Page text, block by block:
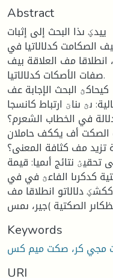
Abstract
ييدؼ ىذا البحث إلى إثبات
الصكامت كدلالاتيا في
مف العلاقة بيف
صفات الأصكات كدلالاتيا.
كيحاكؿ البحث الإجابة عف
ىؿ ىناؾ ارتباط كانسجا
في الخطاب الشعرم؟
الصكت أف يككف حاملان
تزيد مف كثافة المعنى؟
تحقيؽ نتائج أىميا: قيمة
كدكرىا الفاعؿ في في
دلالاتو انطلاقا مف
Keywords
URI